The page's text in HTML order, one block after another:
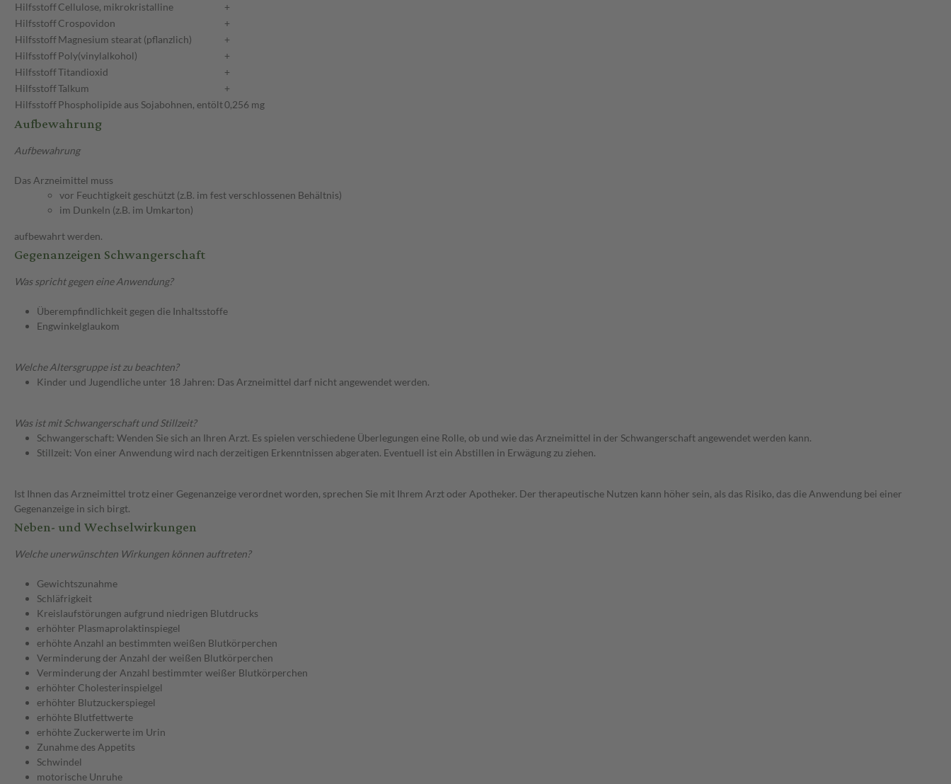
HilfsstoffCellulose, mikrokristalline
+
HilfsstoffCrospovidon
+
HilfsstoffMagnesium stearat (pflanzlich)
+
HilfsstoffPoly(vinylalkohol)
+
HilfsstoffTitandioxid
+
HilfsstoffTalkum
+
HilfsstoffPhospholipide aus Sojabohnen, entölt0,256 mg
Aufbewahrung
Aufbewahrung
Das Arzneimittel muss
vor Feuchtigkeit geschützt (z.B. im fest verschlossenen Behältnis)
im Dunkeln (z.B. im Umkarton)
aufbewahrt werden.
Gegenanzeigen Schwangerschaft
Was spricht gegen eine Anwendung?
Überempfindlichkeit gegen die Inhaltsstoffe
Engwinkelglaukom
Welche Altersgruppe ist zu beachten?
Kinder und Jugendliche unter 18 Jahren: Das Arzneimittel darf nicht angewendet werden.
Was ist mit Schwangerschaft und Stillzeit?
Schwangerschaft: Wenden Sie sich an Ihren Arzt. Es spielen verschiedene Überlegungen eine Rolle, ob und wie das Arzneimittel in der Schwangerschaft angewendet werden kann.
Stillzeit: Von einer Anwendung wird nach derzeitigen Erkenntnissen abgeraten. Eventuell ist ein Abstillen in Erwägung zu ziehen.
Ist Ihnen das Arzneimittel trotz einer Gegenanzeige verordnet worden, sprechen Sie mit Ihrem Arzt oder Apotheker. Der therapeutische Nutzen kann höher sein, als das Risiko, das die Anwendung bei einer
Gegenanzeige in sich birgt.
Neben- und Wechselwirkungen
Welche unerwünschten Wirkungen können auftreten?
Gewichtszunahme
Schläfrigkeit
Kreislaufstörungen aufgrund niedrigen Blutdrucks
erhöhter Plasmaprolaktinspiegel
erhöhte Anzahl an bestimmten weißen Blutkörperchen
Verminderung der Anzahl der weißen Blutkörperchen
Verminderung der Anzahl bestimmter weißer Blutkörperchen
erhöhter Cholesterinspielgel
erhöhter Blutzuckerspiegel
erhöhte Blutfettwerte
erhöhte Zuckerwerte im Urin
Zunahme des Appetits
Schwindel
motorische Unruhe